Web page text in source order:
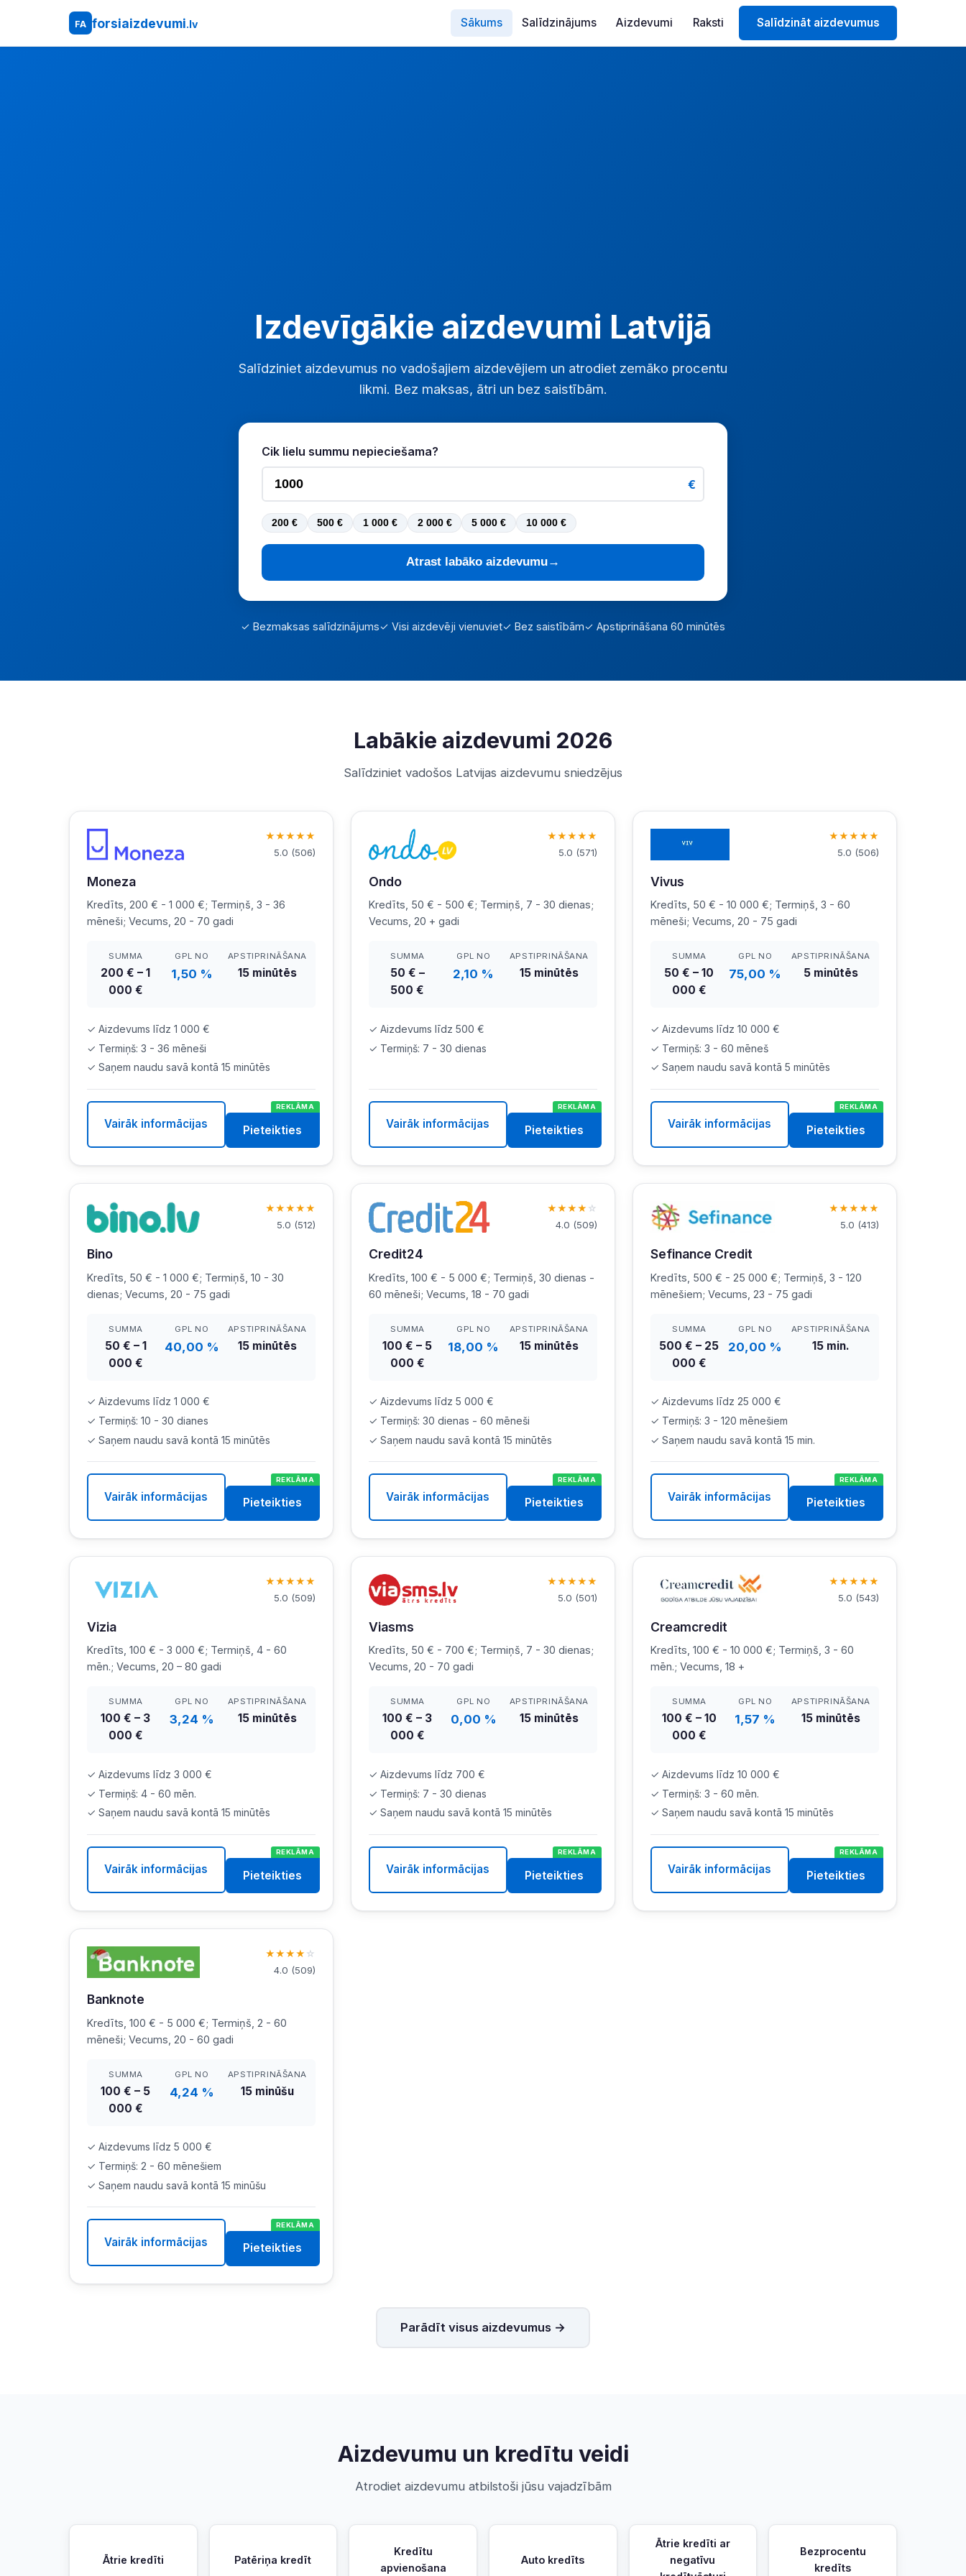
FA forsiaizdevumi.lv Sākums Salīdzinājums Aizdevumi Raksti Salīdzināt aizdevumus
Izdevīgākie aizdevumi Latvijā
Salīdziniet aizdevumus no vadošajiem aizdevējiem un atrodiet zemāko procentu
likmi. Bez maksas, ātri un bez saistībām.
Cik lielu summu nepieciešama?
€
200 € 500 € 1 000 € 2 000 € 5 000 € 10 000 €
Atrast labāko aizdevumu→
✓ Bezmaksas salīdzinājums✓ Visi aizdevēji vienuviet✓ Bez saistībām✓ Apstiprināšana 60 minūtēs
Labākie aizdevumi 2026
Salīdziniet vadošos Latvijas aizdevumu sniedzējus
★★★★★
5.0 (506)
Moneza
Kredīts, 200 € - 1 000 €; Termiņš, 3 - 36
mēneši; Vecums, 20 - 70 gadi
SUMMA
200 € – 1
000 €
GPL NO
1,50 %
APSTIPRINĀŠANA
15 minūtēs
✓ Aizdevums līdz 1 000 €
✓ Termiņš: 3 - 36 mēneši
✓ Saņem naudu savā kontā 15 minūtēs
Vairāk informācijas
REKLĀMA
Pieteikties
★★★★★
5.0 (571)
Ondo
Kredīts, 50 € - 500 €; Termiņš, 7 - 30 dienas;
Vecums, 20 + gadi
SUMMA
50 € –
500 €
GPL NO
2,10 %
APSTIPRINĀŠANA
15 minūtēs
✓ Aizdevums līdz 500 €
✓ Termiņš: 7 - 30 dienas
Vairāk informācijas
REKLĀMA
Pieteikties
★★★★★
5.0 (506)
Vivus
Kredīts, 50 € - 10 000 €; Termiņš, 3 - 60
mēneši; Vecums, 20 - 75 gadi
SUMMA
50 € – 10
000 €
GPL NO
75,00 %
APSTIPRINĀŠANA
5 minūtēs
✓ Aizdevums līdz 10 000 €
✓ Termiņš: 3 - 60 mēneš
✓ Saņem naudu savā kontā 5 minūtēs
Vairāk informācijas
REKLĀMA
Pieteikties
★★★★★
5.0 (512)
Bino
Kredīts, 50 € - 1 000 €; Termiņš, 10 - 30
dienas; Vecums, 20 - 75 gadi
SUMMA
50 € – 1
000 €
GPL NO
40,00 %
APSTIPRINĀŠANA
15 minūtēs
✓ Aizdevums līdz 1 000 €
✓ Termiņš: 10 - 30 dianes
✓ Saņem naudu savā kontā 15 minūtēs
Vairāk informācijas
REKLĀMA
Pieteikties
★★★★ ☆
4.0 (509)
Credit24
Kredīts, 100 € - 5 000 €; Termiņš, 30 dienas -
60 mēneši; Vecums, 18 - 70 gadi
SUMMA
100 € – 5
000 €
GPL NO
18,00 %
APSTIPRINĀŠANA
15 minūtēs
✓ Aizdevums līdz 5 000 €
✓ Termiņš: 30 dienas - 60 mēneši
✓ Saņem naudu savā kontā 15 minūtēs
Vairāk informācijas
REKLĀMA
Pieteikties
★★★★★
5.0 (413)
Sefinance Credit
Kredīts, 500 € - 25 000 €; Termiņš, 3 - 120
mēnešiem; Vecums, 23 - 75 gadi
SUMMA
500 € – 25
000 €
GPL NO
20,00 %
APSTIPRINĀŠANA
15 min.
✓ Aizdevums līdz 25 000 €
✓ Termiņš: 3 - 120 mēnešiem
✓ Saņem naudu savā kontā 15 min.
Vairāk informācijas
REKLĀMA
Pieteikties
★★★★★
5.0 (509)
Vizia
Kredīts, 100 € - 3 000 €; Termiņš, 4 - 60
mēn.; Vecums, 20 – 80 gadi
SUMMA
100 € – 3
000 €
GPL NO
3,24 %
APSTIPRINĀŠANA
15 minūtēs
✓ Aizdevums līdz 3 000 €
✓ Termiņš: 4 - 60 mēn.
✓ Saņem naudu savā kontā 15 minūtēs
Vairāk informācijas
REKLĀMA
Pieteikties
★★★★★
5.0 (501)
Viasms
Kredīts, 50 € - 700 €; Termiņš, 7 - 30 dienas;
Vecums, 20 - 70 gadi
SUMMA
100 € – 3
000 €
GPL NO
0,00 %
APSTIPRINĀŠANA
15 minūtēs
✓ Aizdevums līdz 700 €
✓ Termiņš: 7 - 30 dienas
✓ Saņem naudu savā kontā 15 minūtēs
Vairāk informācijas
REKLĀMA
Pieteikties
★★★★★
5.0 (543)
Creamcredit
Kredīts, 100 € - 10 000 €; Termiņš, 3 - 60
mēn.; Vecums, 18 +
SUMMA
100 € – 10
000 €
GPL NO
1,57 %
APSTIPRINĀŠANA
15 minūtēs
✓ Aizdevums līdz 10 000 €
✓ Termiņš: 3 - 60 mēn.
✓ Saņem naudu savā kontā 15 minūtēs
Vairāk informācijas
REKLĀMA
Pieteikties
★★★★ ☆
4.0 (509)
Banknote
Kredīts, 100 € - 5 000 €; Termiņš, 2 - 60
mēneši; Vecums, 20 - 60 gadi
SUMMA
100 € – 5
000 €
GPL NO
4,24 %
APSTIPRINĀŠANA
15 minūšu
✓ Aizdevums līdz 5 000 €
✓ Termiņš: 2 - 60 mēnešiem
✓ Saņem naudu savā kontā 15 minūšu
Vairāk informācijas
REKLĀMA
Pieteikties
Parādīt visus aizdevumus →
Aizdevumu un kredītu veidi
Atrodiet aizdevumu atbilstoši jūsu vajadzībām
Ātrie kredīti Patēriņa kredīt
Kredītu
apvienošana
Auto kredīts
Ātrie kredīti ar
negatīvu
Bezprocentu
kredīts